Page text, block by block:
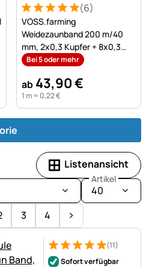
Bewertung: 5 von 5 (6
6 Bewertungen
(6)
VOSS.farming
Weidezaunband 200 m/40
mm, 2x0,3 Kupfer + 8x0,3
Niro, braun-orange
Bei 5 oder mehr
ab 43,90€
1 m = 0,22€
Listenansicht
Artikel
40
3 4
Bewertung: 5 von 5 (11
11 Bewertungen
(11)
Sofort verfügbar